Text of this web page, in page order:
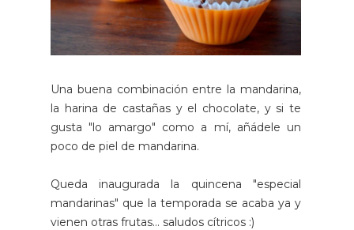
Una buena combinación entre la mandarina,
la harina de castañas y el chocolate, y si te
gusta "lo amargo" como a mí, añádele un
poco de piel de mandarina.
Queda inaugurada la quincena "especial
mandarinas" que la temporada se acaba ya y
vienen otras frutas... saludos cítricos :)